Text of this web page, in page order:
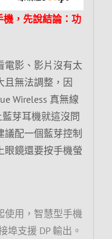
機，先說結論：功
電影、影片沒有太
且無法調整，因
Wireless 真無線
芽耳機就這沒問
議配一個藍芽控制
眼鏡還要按手機螢
使用，智慧型手機
埠支援 DP 輸出。